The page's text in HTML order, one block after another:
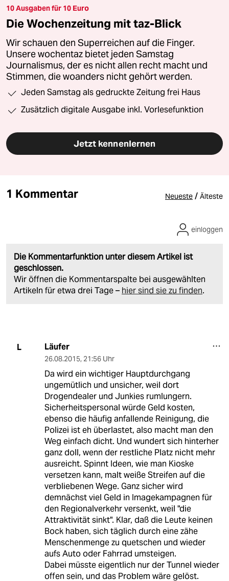
10 Ausgaben für 10 Euro
Die Wochenzeitung mit taz-Blick
Wir schauen den Superreichen auf die Finger.
Unsere wochentaz bietet jeden Samstag
Journalismus, der es nicht allen recht macht und
Stimmen, die woanders nicht gehört werden.
Jeden Samstag als gedruckte Zeitung frei Haus
Zusätzlich digitale Ausgabe inkl. Vorlesefunktion
Jetzt kennenlernen
1 Kommentar Neueste / Älteste
Die Kommentarfunktion unter diesem Artikel ist
geschlossen.
Wir öffnen die Kommentarspalte bei ausgewählten
Artikeln für etwa drei Tage – hier sind sie zu finden.
einloggen
L Läufer
26.08.2015, 21:56 Uhr
Da wird ein wichtiger Hauptdurchgang
ungemütlich und unsicher, weil dort
Drogendealer und Junkies rumlungern.
Sicherheitspersonal würde Geld kosten,
ebenso die häufig anfallende Reinigung, die
Polizei ist eh überlastet, also macht man den
Weg einfach dicht. Und wundert sich hinterher
ganz doll, wenn der restliche Platz nicht mehr
ausreicht. Spinnt Ideen, wie man Kioske
versetzen kann, malt weiße Streifen auf die
verbliebenen Wege. Ganz sicher wird
demnächst viel Geld in Imagekampagnen für
den Regionalverkehr versenkt, weil "die
Attraktivität sinkt". Klar, daß die Leute keinen
Bock haben, sich täglich durch eine zähe
Menschenmenge zu quetschen und wieder
aufs Auto oder Fahrrad umsteigen.
Dabei müsste eigentlich nur der Tunnel wieder
offen sein, und das Problem wäre gelöst.